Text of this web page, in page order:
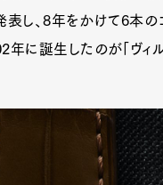
表し、8年をかけて6本
年に誕生したのが「ヴィル